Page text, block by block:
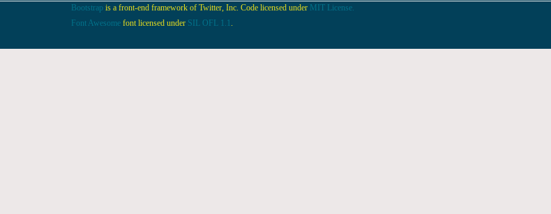
Bootstrap is a front-end framework of Twitter, Inc. Code licensed under MIT License.
Font Awesome font licensed under SIL OFL 1.1 .